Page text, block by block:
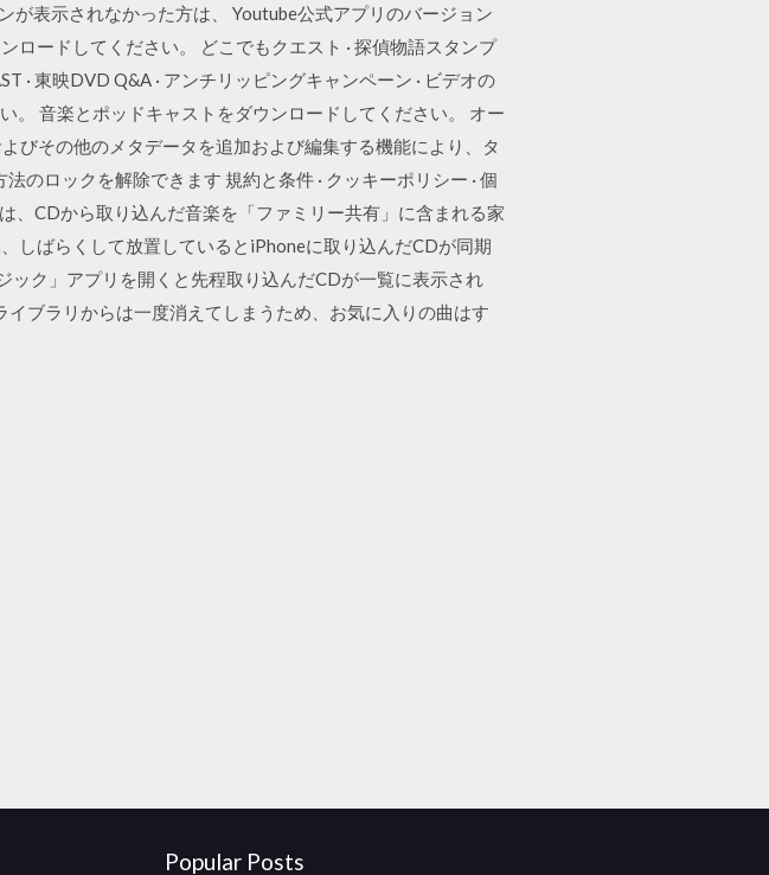
表示されなかった方は、 Youtube公式アプリのバージョン
ロードしてください。 どこでもクエスト · 探偵物語スタンプ
· 東映DVD Q&A · アンチリッピングキャンペーン · ビデオの
。 音楽とポッドキャストをダウンロードしてください。 オー
びその他のメタデータを追加および編集する機能により、タ
のロックを解除できます 規約と条件 · クッキーポリシー · 個
、CDから取り込んだ音楽を「ファミリー共有」に含まれる家
しばらくして放置しているとiPhoneに取り込んだCDが同期
ク」アプリを開くと先程取り込んだCDが一覧に表示され
ブラリからは一度消えてしまうため、お気に入りの曲はす
Popular Posts